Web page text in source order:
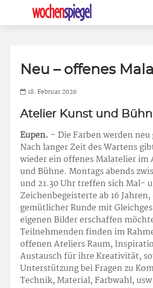
Neu – offenes
18. Februar 2026
Atelier Kunst und
Eupen. – Die Farben werden
Nach langer Zeit des Wartens
wieder ein offenes Malatelier im
und Bühne. Montags abends
und 21.30 Uhr treffen sich Mal-
Zeichenbegeisterte ab 16
gemütlicher Runde mit
eigenen Bilder erschaffen
Teilnehmenden finden im
offenen Ateliers Raum,
Austausch für ihre Kreativität,
Unterstützung bei Fragen zu
Technik, Material, Farbwahl,